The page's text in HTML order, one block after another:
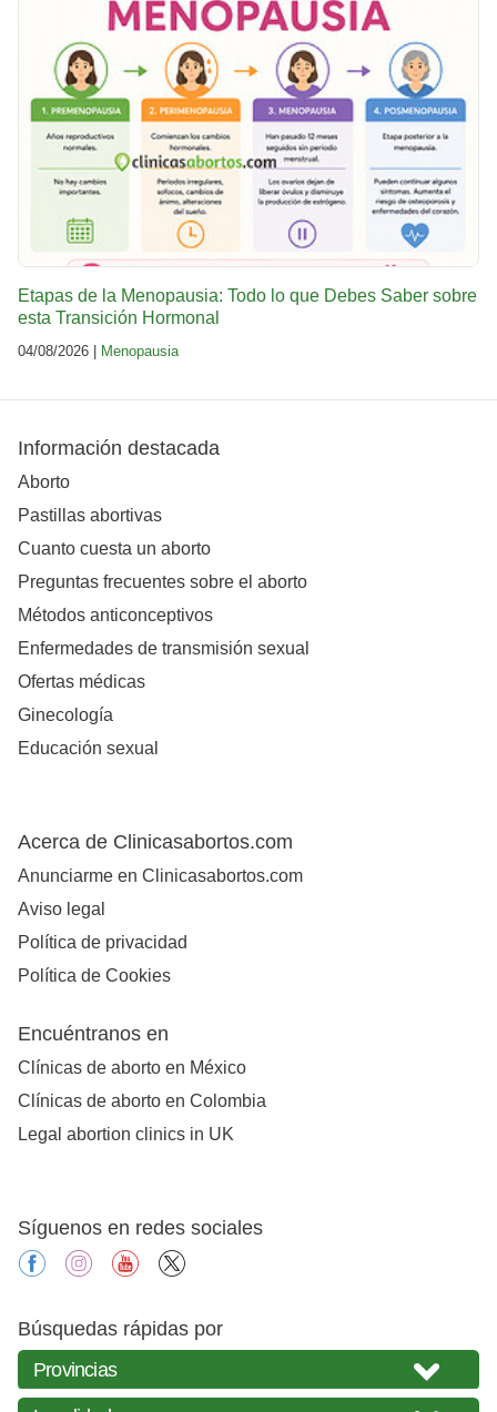
Etapas de la Menopausia: Todo lo que Debes Saber sobre
esta Transición Hormonal
04/08/2026 | Menopausia
Información destacada
Aborto
Pastillas abortivas
Cuanto cuesta un aborto
Preguntas frecuentes sobre el aborto
Métodos anticonceptivos
Enfermedades de transmisión sexual
Ofertas médicas
Ginecología
Educación sexual
Acerca de Clinicasabortos.com
Anunciarme en Clinicasabortos.com
Aviso legal
Política de privacidad
Política de Cookies
Encuéntranos en
Clínicas de aborto en México
Clínicas de aborto en Colombia
Legal abortion clinics in UK
Síguenos en redes sociales
facebookinstagramyoutube
Búsquedas rápidas por